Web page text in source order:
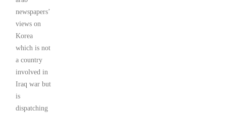
newspapers’
views on
Korea
which is not
a country
involved in
Iraq war but
is
dispatching